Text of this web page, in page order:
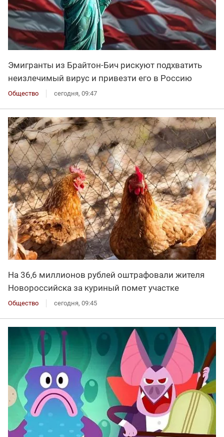
Эмигранты из Брайтон-Бич рискуют подхватить
неизлечимый вирус и привезти его в Россию
Общество сегодня, 09:47
На 36,6 миллионов рублей оштрафовали жителя
Новороссийска за куриный помет участке
Общество сегодня, 09:45